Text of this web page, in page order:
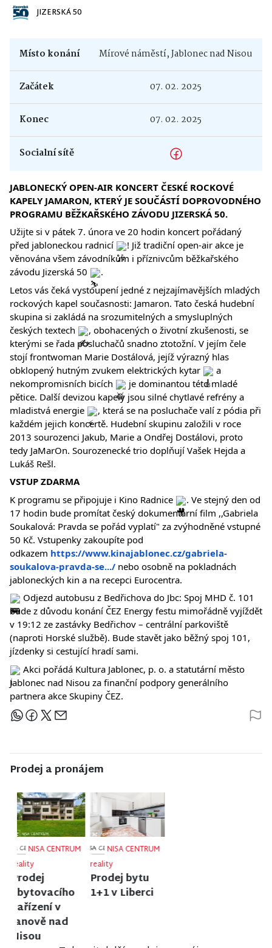
JIZERSKÁ 50
Místo konání Mírové náměstí, Jablonec nad Nisou
Začátek 07. 02. 2025
Konec 07. 02. 2025
Socialní sítě
JABLONECKÝ OPEN-AIR KONCERT ČESKÉ ROCKOVÉ
KAPELY JAMARON, KTERÝ JE SOUČÁSTÍ DOPROVODNÉHO
PROGRAMU BĚŽKAŘSKÉHO ZÁVODU JIZERSKÁ 50.
Užijte si v pátek 7. února ve 20 hodin koncert pořádaný
před jabloneckou radnicí
! Již tradiční open-air akce je
věnována všem závodníkům i příznivcům běžkařského
závodu Jizerská 50
.
Letos vás čeká vystoupení jedné z nejzajímavějších mladých
rockových kapel současnosti: Jamaron. Tato česká hudební
skupina si zakládá na srozumitelných a smysluplných
českých textech
, obohacených o životní zkušenosti, se
kterými se řada posluchačů snadno ztotožní. V jejím čele
stojí frontwoman Marie Dostálová, jejíž výrazný hlas
obklopený hutným zvukem elektrických kytar
a
nekompromisních bicích
je dominantou této mladé
pětice. Další devizou kapely jsou silné chytlavé refrény a
mladistvá energie
, která se na posluchače valí z pódia při
každém jejich koncertě. Hudební skupinu založili v roce
2013 sourozenci Jakub, Marie a Ondřej Dostálovi, proto
tedy JaMarOn. Sourozenecké trio doplňují Vašek Hejda a
Lukáš Rešl.
VSTUP ZDARMA
K programu se připojuje i Kino Radnice
. Ve stejný den od
17 hodin bude promítat český dokumentární film ,,Gabriela
Soukalová: Pravda se pořád vyplatí" za zvýhodněné vstupné
50 Kč. Vstupenky zakoupíte pod
odkazem https://www.kinajablonec.cz/gabriela-
soukalova-pravda-se.../ nebo osobně na pokladnách
jabloneckých kin a na recepci Eurocentra.
Odjezd autobusu z Bedřichova do Jbc: Spoj MHD č. 101
bude z důvodu konání ČEZ Energy festu mimořádně vyjíždět
v 19:12 ze zastávky Bedřichov – centrální parkoviště
(naproti Horské službě). Bude stavět jako běžný spoj 101,
jízdenky si cestující hradí sami.
Akci pořádá Kultura Jablonec, p. o. a statutární město
Jablonec nad Nisou za finanční podpory generálního
partnera akce Skupiny ČEZ.
Sdílejte článek
Prodej a pronájem
NISA CENTRUM
reality
Prodej
rodinného
domu ve
Velkých
Hamrech
NISA CENTRUM
reality
Prodej
bungalovu v